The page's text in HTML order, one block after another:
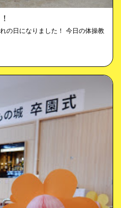
の日になりました！ 今日の体操教